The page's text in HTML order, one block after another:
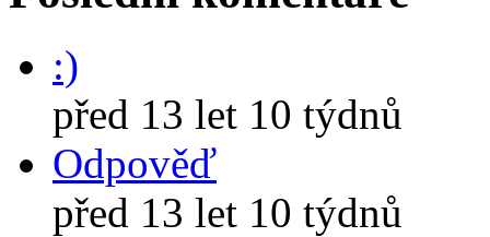
:)
před 13 let 10 týdnů
Odpověď
před 13 let 10 týdnů